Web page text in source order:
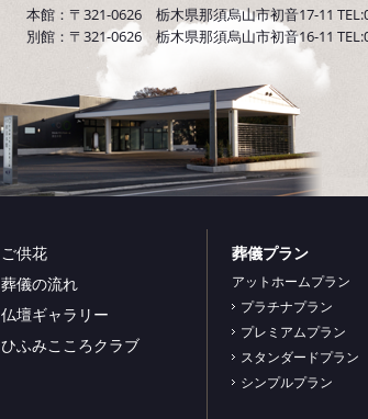
本館：〒321-0626 栃木県那須烏山市初音17-11
別館：〒321-0626 栃木県那須烏山市初音16-11
ご供花
葬儀の流れ
仏壇ギャラリー
ひふみこころクラブ
葬儀プラン
アットホームプラン
プラチナプラン
プレミアムプラン
スタンダードプラン
シンプルプラン